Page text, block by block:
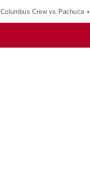
Columbus Crew vs Pachuca